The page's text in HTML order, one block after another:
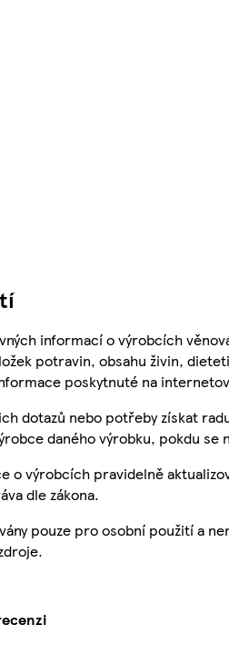
informací o výrobcích
potravin, obsahu živin,
poskytnuté na
dotazů nebo potřeby získat
daného výrobku, pokdu se
o výrobcích pravidelně
dle zákona.
pouze pro osobní použití a